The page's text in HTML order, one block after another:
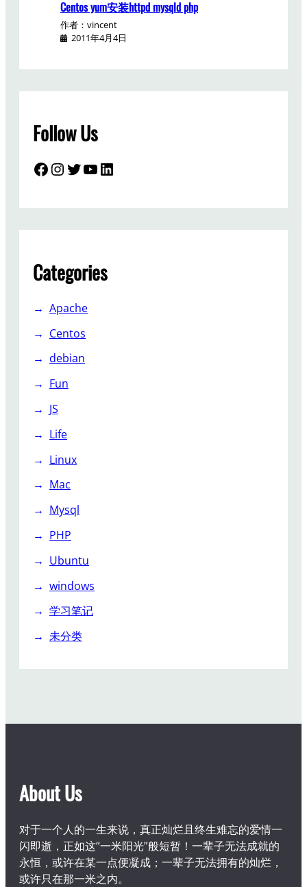
Centos yum安装httpd mysqld php
作者：vincent
2011年4月4日
Follow Us
Facebook InstagramTwitter YouTube LinkedIn
Categories
Apache
Centos
debian
Fun
JS
Life
Linux
Mac
Mysql
PHP
Ubuntu
windows
学习笔记
未分类
About Us
对于一个人的一生来说，真正灿烂且终生难忘的爱情一
闪即逝，正如这“一米阳光”般短暂！一辈子无法成就的
永恒，或许在某一点便凝成；一辈子无法拥有的灿烂，
或许只在那一米之内。